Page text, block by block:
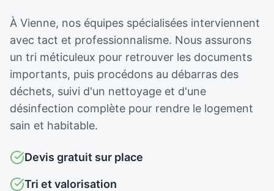
À Vienne, nos équipes spécialisées interviennent
avec tact et professionnalisme. Nous assurons
un tri méticuleux pour retrouver les documents
importants, puis procédons au débarras des
déchets, suivi d'un nettoyage et d'une
désinfection complète pour rendre le logement
sain et habitable.
Devis gratuit sur place
Tri et valorisation